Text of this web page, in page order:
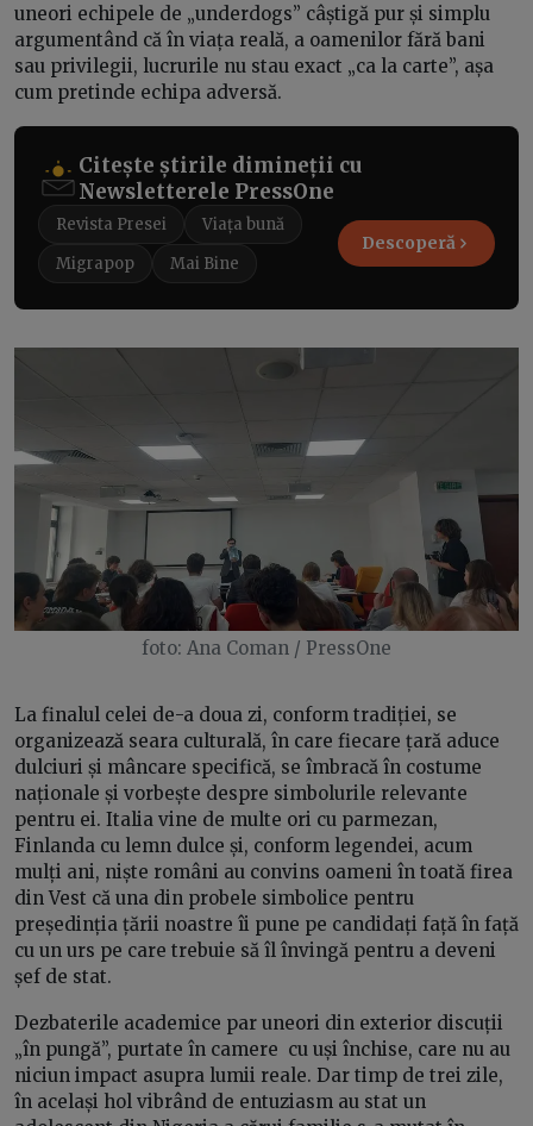
uneori echipele de „underdogs” câștigă pur și simplu
argumentând că în viața reală, a oamenilor fără bani
sau privilegii, lucrurile nu stau exact „ca la carte”, așa
cum pretinde echipa adversă.
Citește știrile dimineții cu
Newsletterele PressOne
Revista Presei
Viața bună
Migrapop
Mai Bine
Descoperă
foto: Ana Coman / PressOne
La finalul celei de-a doua zi, conform tradiției, se
organizează seara culturală, în care fiecare țară aduce
dulciuri și mâncare specifică, se îmbracă în costume
naționale și vorbește despre simbolurile relevante
pentru ei. Italia vine de multe ori cu parmezan,
Finlanda cu lemn dulce și, conform legendei, acum
mulți ani, niște români au convins oameni în toată firea
din Vest că una din probele simbolice pentru
președinția țării noastre îi pune pe candidați față în față
cu un urs pe care trebuie să îl învingă pentru a deveni
șef de stat.
Dezbaterile academice par uneori din exterior discuții
„în pungă”, purtate în camere cu uși închise, care nu au
niciun impact asupra lumii reale. Dar timp de trei zile,
în același hol vibrând de entuziasm au stat un